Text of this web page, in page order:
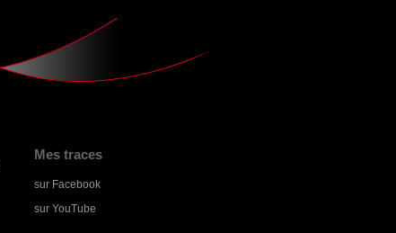
Mes traces
sur Facebook
sur YouTube